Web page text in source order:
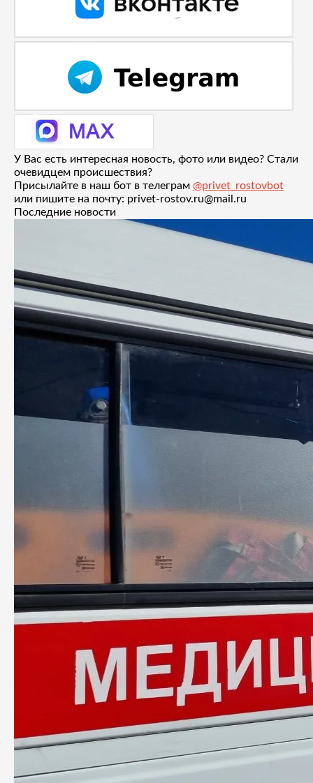
У Вас есть интересная новость, фото или видео? Стали
очевидцем происшествия?
Присылайте в наш бот в телеграм @privet_rostovbot
или пишите на почту: privet-rostov.ru@mail.ru
Последние новости